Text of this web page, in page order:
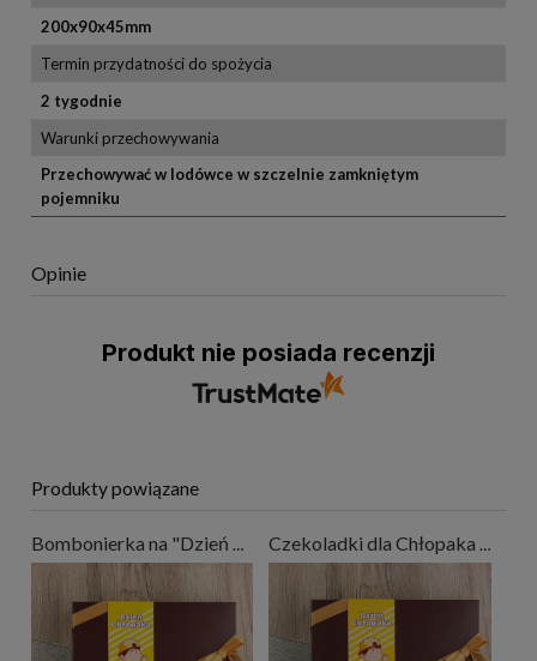
200x90x45mm
Termin przydatności do spożycia
2 tygodnie
Warunki przechowywania
Przechowywać w lodówce w szczelnie zamkniętym
pojemniku
Opinie
Produkt nie posiada recenzji
Produkty powiązane
Bombonierka na "Dzień Chłopaka" - 10 czekoladek Czekoladki dla Chłopaka - 10 pralin